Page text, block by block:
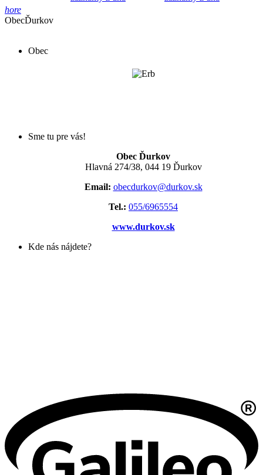
hore
ObecĎurkov
Obec
Sme tu pre vás!
Obec Ďurkov
Hlavná 274/38, 044 19 Ďurkov
Email: obecdurkov@durkov.sk
Tel.: 055/6965554
www.durkov.sk
Kde nás nájdete?